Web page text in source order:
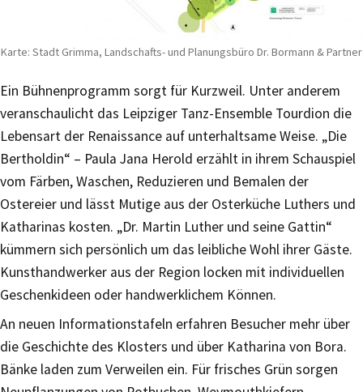
Karte: Stadt Grimma, Landschafts- und Planungsbüro Dr. Bormann & Partner
Ein Bühnenprogramm sorgt für Kurzweil. Unter anderem
veranschaulicht das Leipziger Tanz-Ensemble Tourdion die
Lebensart der Renaissance auf unterhaltsame Weise. „Die
Bertholdin“ – Paula Jana Herold erzählt in ihrem Schauspiel
vom Färben, Waschen, Reduzieren und Bemalen der
Ostereier und lässt Mutige aus der Osterküche Luthers und
Katharinas kosten. „Dr. Martin Luther und seine Gattin“
kümmern sich persönlich um das leibliche Wohl ihrer Gäste.
Kunsthandwerker aus der Region locken mit individuellen
Geschenkideen oder handwerklichem Können.
An neuen Informationstafeln erfahren Besucher mehr über
die Geschichte des Klosters und über Katharina von Bora.
Bänke laden zum Verweilen ein. Für frisches Grün sorgen